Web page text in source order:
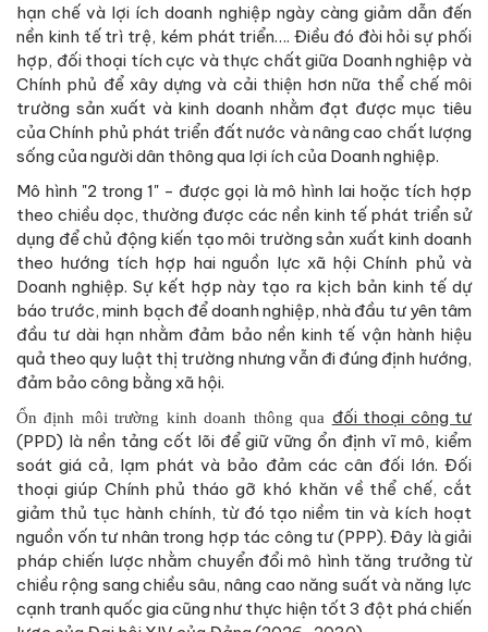
hạn chế và lợi ích doanh nghiệp ngày càng giảm dẫn đến
nền kinh tế trì trệ, kém phát triển…. Điều đó đòi hỏi sự phối
hợp, đối thoại tích cực và thực chất giữa Doanh nghiệp và
Chính phủ để xây dựng và cải thiện hơn nữa thể chế môi
trường sản xuất và kinh doanh nhằm đạt được mục tiêu
của Chính phủ phát triển đất nước và nâng cao chất lượng
sống của người dân thông qua lợi ích của Doanh nghiệp.
Mô hình "2 trong 1" - được gọi là mô hình lai hoặc tích hợp
theo chiều dọc, thường được các nền kinh tế phát triển sử
dụng để chủ động kiến tạo môi trường sản xuất kinh doanh
theo hướng tích hợp hai nguồn lực xã hội Chính phủ và
Doanh nghiệp. Sự kết hợp này tạo ra kịch bản kinh tế dự
báo trước, minh bạch để doanh nghiệp, nhà đầu tư yên tâm
đầu tư dài hạn nhằm đảm bảo nền kinh tế vận hành hiệu
quả theo quy luật thị trường nhưng vẫn đi đúng định hướng,
đảm bảo công bằng xã hội.
Ổn định môi trường kinh doanh thông qua đối thoại công tư
(PPD) là nền tảng cốt lõi để giữ vững ổn định vĩ mô, kiểm
soát giá cả, lạm phát và bảo đảm các cân đối lớn. Đối
thoại giúp Chính phủ tháo gỡ khó khăn về thể chế, cắt
giảm thủ tục hành chính, từ đó tạo niềm tin và kích hoạt
nguồn vốn tư nhân trong hợp tác công tư (PPP). Đây là giải
pháp chiến lược nhằm chuyển đổi mô hình tăng trưởng từ
chiều rộng sang chiều sâu, nâng cao năng suất và năng lực
cạnh tranh quốc gia cũng như thực hiện tốt 3 đột phá chiến